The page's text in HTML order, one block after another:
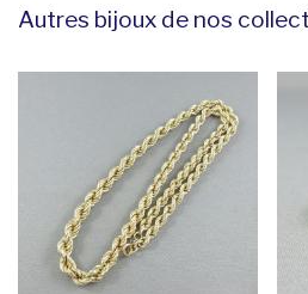
Autres bijoux de nos